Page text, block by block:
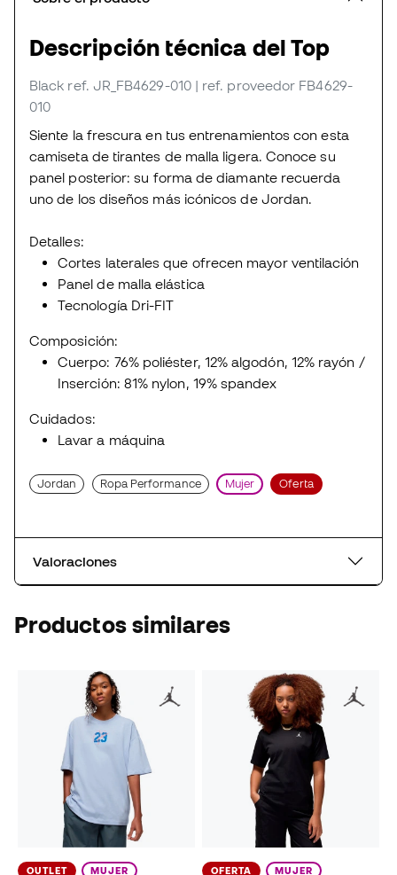
Descripción técnica del Top
Black ref. JR_FB4629-010 | ref. proveedor FB4629-
010
Siente la frescura en tus entrenamientos con esta
camiseta de tirantes de malla ligera. Conoce su
panel posterior: su forma de diamante recuerda
uno de los diseños más icónicos de Jordan.
Detalles:
Cortes laterales que ofrecen mayor ventilación
Panel de malla elástica
Tecnología Dri-FIT
Composición:
Cuerpo: 76% poliéster, 12% algodón, 12% rayón /
Inserción: 81% nylon, 19% spandex
Cuidados:
Lavar a máquina
Jordan Ropa Performance Mujer Oferta
Valoraciones
Productos similares
OUTLET MUJER OFERTA MUJER